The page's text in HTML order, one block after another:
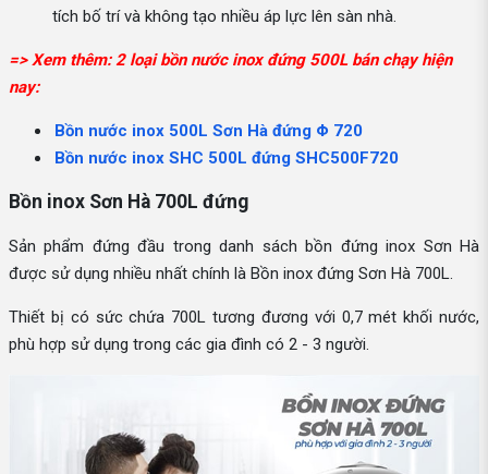
tích bố trí và không tạo nhiều áp lực lên sàn nhà.
=> Xem thêm: 2 loại bồn nước inox đứng 500L bán chạy hiện
nay:
Bồn nước inox 500L Sơn Hà đứng Φ 720
Bồn nước inox SHC 500L đứng SHC500F720
Bồn inox Sơn Hà 700L đứng
Sản phẩm đứng đầu trong danh sách bồn đứng inox Sơn Hà
được sử dụng nhiều nhất chính là Bồn inox đứng Sơn Hà 700L.
Thiết bị có sức chứa 700L tương đương với 0,7 mét khối nước,
phù hợp sử dụng trong các gia đình có 2 - 3 người.